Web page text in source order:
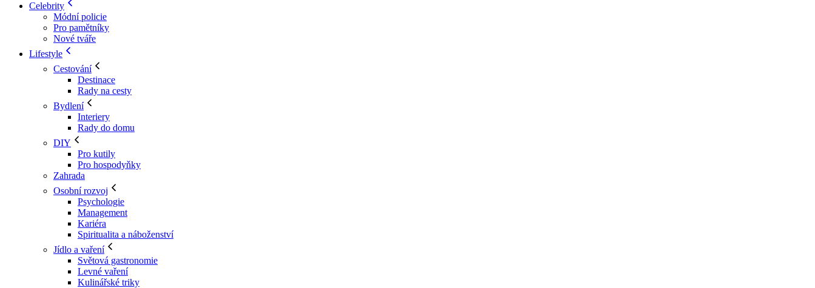
Celebrity
Módní policie
Pro pamětníky
Nové tváře
Lifestyle
Cestování
Destinace
Rady na cesty
Bydlení
Interiery
Rady do domu
DIY
Pro kutily
Pro hospodyňky
Zahrada
Osobní rozvoj
Psychologie
Management
Kariéra
Spiritualita a náboženství
Jídlo a vaření
Světová gastronomie
Levné vaření
Kulinářské triky